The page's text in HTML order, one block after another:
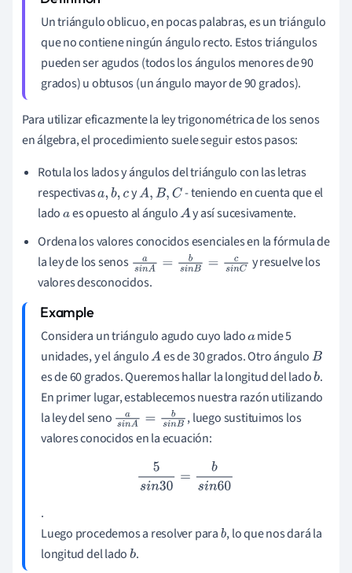
Un triángulo oblicuo, en pocas palabras, es un triángulo
que no contiene ningún ángulo recto. Estos triángulos
pueden ser agudos (todos los ángulos menores de 90
grados) u obtusos (un ángulo mayor de 90 grados).
Para utilizar eficazmente la ley trigonométrica de los senos
en álgebra, el procedimiento suele seguir estos pasos:
Rotula los lados y ángulos del triángulo con las letras
respectivasa,b,c yA,B,C
- teniendo en cuenta que el
ladoaes opuesto al ánguloA y así sucesivamente.
Ordena los valores conocidos esenciales en la fórmula de
la ley de los senos asinA =bs inB=c sin C
y resuelve los
valores desconocidos.
Considera un triángulo agudo cuyo ladoamide 5
unidades, y el ánguloA es de 30 grados. Otro ánguloB
es de 60 grados. Queremos hallar la longitud del ladob.
En primer lugar, establecemos nuestra razón utilizando
la ley del seno asinA =bs inB , luego sustituimos los
valores conocidos en la ecuación:
5sin30=b sin60
.
Luego procedemos a resolver parab, lo que nos dará la
longitud del ladob.